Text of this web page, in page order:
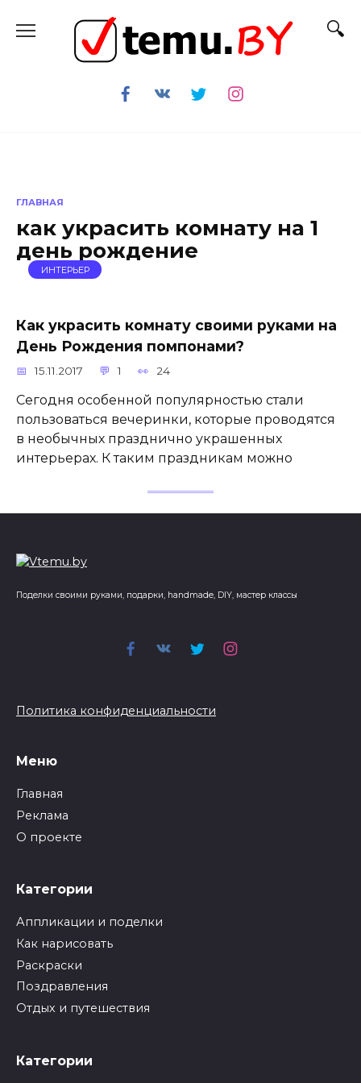
содержанию
ГЛАВНАЯ
как украсить комнату на 1
день рождение
ИНТЕРЬЕР
Как украсить комнату своими руками на
День Рождения помпонами?
15.11.2017 1 24
Сегодня особенной популярностью стали
пользоваться вечеринки, которые проводятся
в необычных празднично украшенных
интерьерах. К таким праздникам можно
Поделки своими руками, подарки, handmade, DIY, мастер классы
Политика конфиденциальности
Меню
Главная
Реклама
О проекте
Категории
Аппликации и поделки
Как нарисовать
Раскраски
Поздравления
Отдых и путешествия
Категории